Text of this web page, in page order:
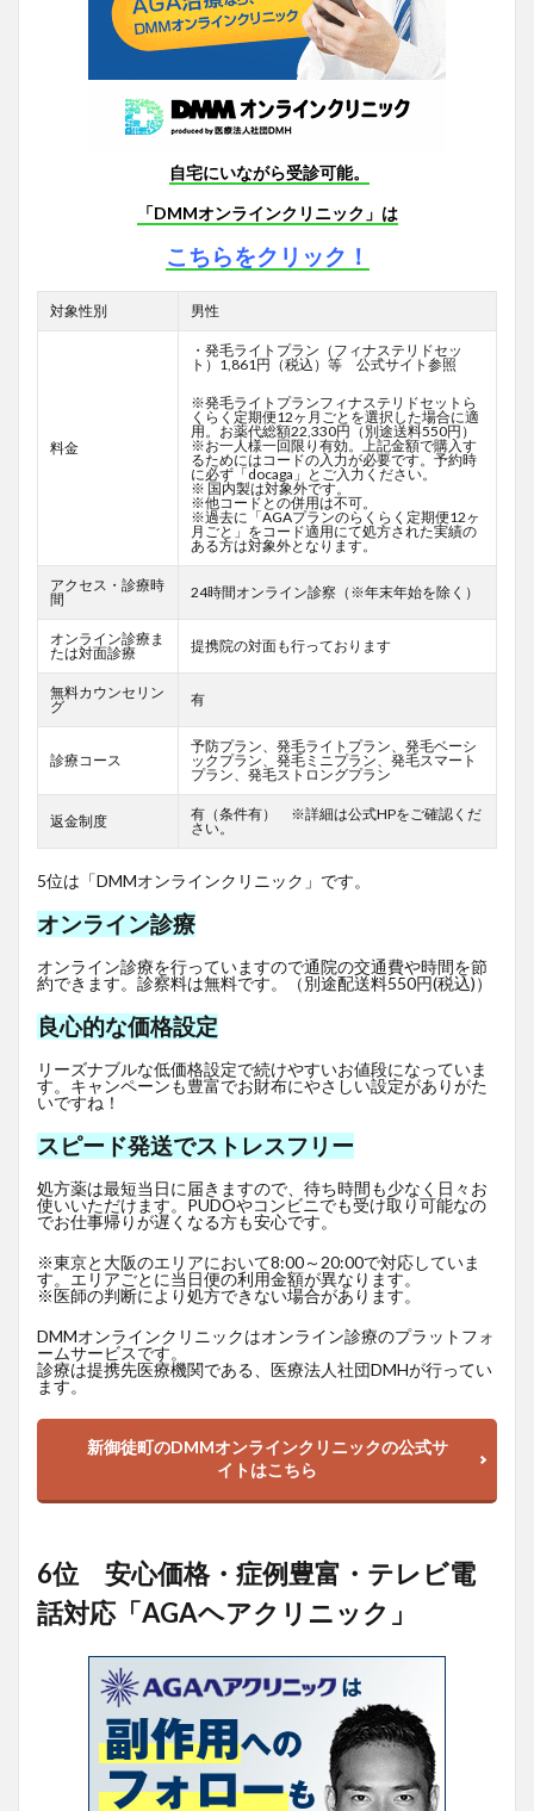
自宅にいながら受診可能。
「DMMオンラインクリニック」は
こちらをクリック！
対象性別 男性
料金
・発毛ライトプラン（フィナステリドセッ
ト）1,861円（税込）等 公式サイト参照
※発毛ライトプランフィナステリドセットら
くらく定期便12ヶ月ごとを選択した場合に適
用。お薬代総額22,330円（別途送料550円）
※お一人様一回限り有効。上記金額で購入す
るためにはコードの入力が必要です。予約時
に必ず「docaga」とご入力ください。
※ 国内製は対象外です。
※他コードとの併用は不可。
※過去に「AGAプランのらくらく定期便12ヶ
月ごと」をコード適用にて処方された実績の
ある方は対象外となります。
アクセス・診療時
間
24時間オンライン診察（※年末年始を除く）
オンライン診療ま
たは対面診療
提携院の対面も行っております
無料カウンセリン
グ
有
診療コース
予防プラン、発毛ライトプラン、発毛ベーシ
ックプラン、発毛ミニプラン、発毛スマート
プラン、発毛ストロングプラン
返金制度
有（条件有） ※詳細は公式HPをご確認くだ
さい。
5位は「DMMオンラインクリニック」です。
オンライン診療
オンライン診療を行っていますので通院の交通費や時間を節
約できます。診察料は無料です。（別途配送料550円(税込)）
良心的な価格設定
リーズナブルな低価格設定で続けやすいお値段になっていま
す。キャンペーンも豊富でお財布にやさしい設定がありがた
いですね！
スピード発送でストレスフリー
処方薬は最短当日に届きますので、待ち時間も少なく日々お
使いいただけます。PUDOやコンビニでも受け取り可能なの
でお仕事帰りが遅くなる方も安心です。
※東京と大阪のエリアにおいて8:00～20:00で対応していま
す。エリアごとに当日便の利用金額が異なります。
※医師の判断により処方できない場合があります。
DMMオンラインクリニックはオンライン診療のプラットフォ
ームサービスです。
診療は提携先医療機関である、医療法人社団DMHが行ってい
ます。
新御徒町のDMMオンラインクリニックの公式サ
イトはこちら
6位 安心価格・症例豊富・テレビ電
話対応「AGAヘアクリニック」